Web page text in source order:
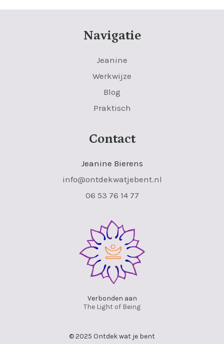
Navigatie
Jeanine
Werkwijze
Blog
Praktisch
Contact
Jeanine Bierens
info@ontdekwatjebent.nl
06 53 76 14 77
Verbonden aan
The Light of Being
© 2025 Ontdek wat je bent